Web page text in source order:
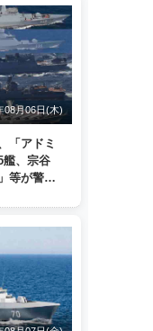
08月06日(木)
「アドミ
艦、宗谷
等が警戒